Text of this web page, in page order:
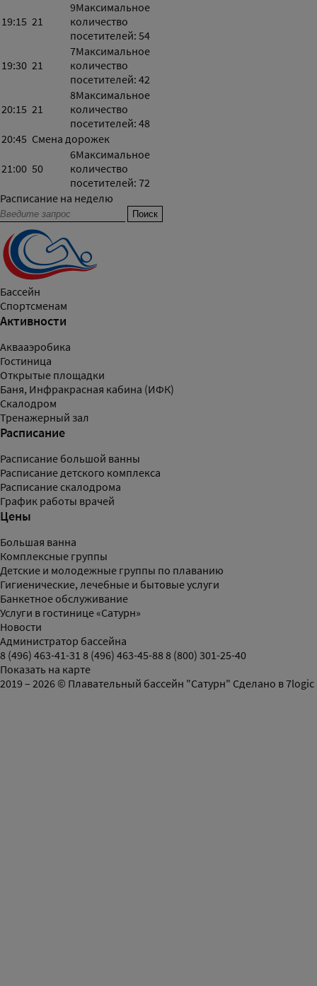
19:15 21
9Максимальное
количество
посетителей: 54
19:30 21
7Максимальное
количество
посетителей: 42
20:15 21
8Максимальное
количество
посетителей: 48
20:45 Смена дорожек
21:00 50
6Максимальное
количество
посетителей: 72
Расписание на неделю
Бассейн
Спортсменам
Активности
Аквааэробика
Гостиница
Открытые площадки
Баня, Инфракрасная кабина (ИФК)
Скалодром
Тренажерный зал
Расписание
Расписание большой ванны
Расписание детского комплекса
Расписание скалодрома
График работы врачей
Цены
Большая ванна
Комплексные группы
Детские и молодежные группы по плаванию
Гигиенические, лечебные и бытовые услуги
Банкетное обслуживание
Услуги в гостинице «Сатурн»
Новости
Администратор бассейна
8 (496) 463-41-31 8 (496) 463-45-888 (800) 301-25-40
Показать на карте
2019 – 2026 © Плавательный бассейн "Сатурн" Сделано в7logic